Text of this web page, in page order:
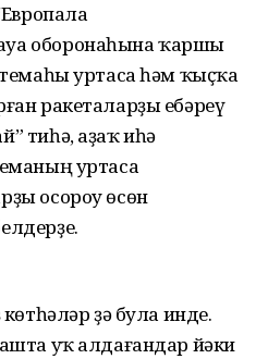
оборонаһына ҡаршы
уртаса һәм ҡыҫҡа
ракеталарҙы ебәреү
тиһә, аҙаҡ иһә
уртаса
осороу өсөн
ҙә була инде.
уҡ алдағандар йәки